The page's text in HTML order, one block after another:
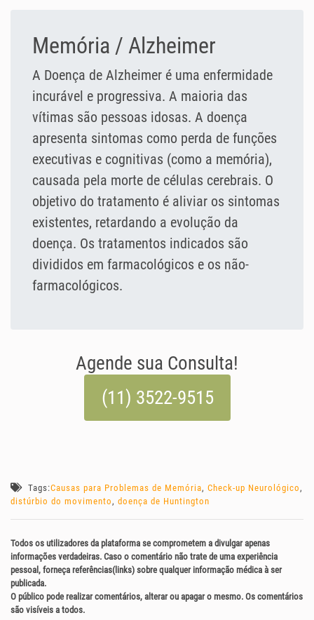
Memória / Alzheimer
A Doença de Alzheimer é uma enfermidade
incurável e progressiva. A maioria das
vítimas são pessoas idosas. A doença
apresenta sintomas como perda de funções
executivas e cognitivas (como a memória),
causada pela morte de células cerebrais. O
objetivo do tratamento é aliviar os sintomas
existentes, retardando a evolução da
doença. Os tratamentos indicados são
divididos em farmacológicos e os não-
farmacológicos.
Agende sua Consulta!
(11) 3522-9515
Tags:Causas para Problemas de Memória, Check-up Neurológico,
distúrbio do movimento, doença de Huntington
Todos os utilizadores da plataforma se comprometem a divulgar apenas
informações verdadeiras. Caso o comentário não trate de uma experiência
pessoal, forneça referências(links) sobre qualquer informação médica à ser
publicada.
O público pode realizar comentários, alterar ou apagar o mesmo. Os comentários
são visíveis a todos.